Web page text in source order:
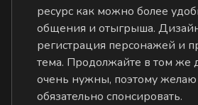
ресурс как можно более
общения и отыгрыша.
регистрация персонажей и
тема. Продолжайте в том же
очень нужны, поэтому желаю
обязательно спонсировать.